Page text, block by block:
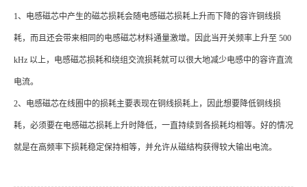
1、电感磁芯中产生的磁芯损耗会随电感磁芯损耗上升而下降的容许铜线损
耗，而且还会带来相同的电感磁芯材料通量激增。因此当开关频率上升至 500
kHz 以上，电感磁芯损耗和绕组交流损耗就可以很大地减少电感中的容许直流
电流。
2、电感磁芯在线圈中的损耗主要表现在铜线损耗上，因此想要降低铜线损
耗，必须要在电感磁芯损耗上升时降低，一直持续到各损耗均相等。好的情况
就是在高频率下损耗稳定保持相等，并允许从磁结构获得较大输出电流。